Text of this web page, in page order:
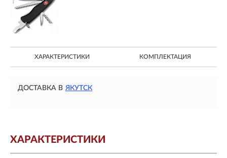
ХАРАКТЕРИСТИКИ КОМПЛЕКТАЦИЯ
ДОСТАВКА В ЯКУТСК
ХАРАКТЕРИСТИКИ